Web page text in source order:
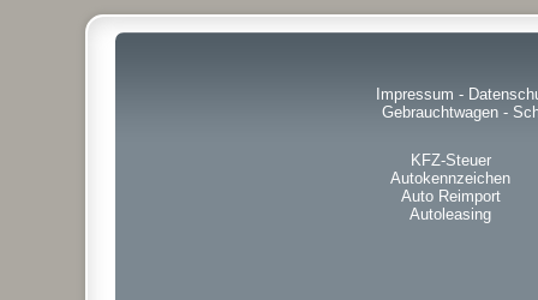
Impressum -
Gebrauchtwagen -
KFZ-Steuer
Autokennzeichen
Auto Reimport
Autoleasing